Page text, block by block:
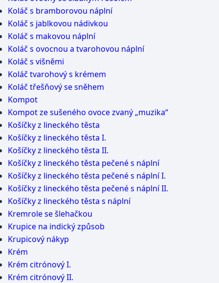
Koláč s bramborovou náplní
Koláč s jablkovou nádivkou
Koláč s makovou náplní
Koláč s ovocnou a tvarohovou náplní
Koláč s višněmi
Koláč tvarohový s krémem
Koláč třešňový se sněhem
Kompot
Kompot ze sušeného ovoce zvaný „muzika“
Košíčky z lineckého těsta
Košíčky z lineckého těsta I.
Košíčky z lineckého těsta II.
Košíčky z lineckého těsta pečené s náplní
Košíčky z lineckého těsta pečené s náplní I.
Košíčky z lineckého těsta pečené s náplní II.
Košíčky z lineckého těsta s náplní
Kremrole se šlehačkou
Krupice na indický způsob
Krupicový nákyp
Krém
Krém citrónový I.
Krém citrónový II.